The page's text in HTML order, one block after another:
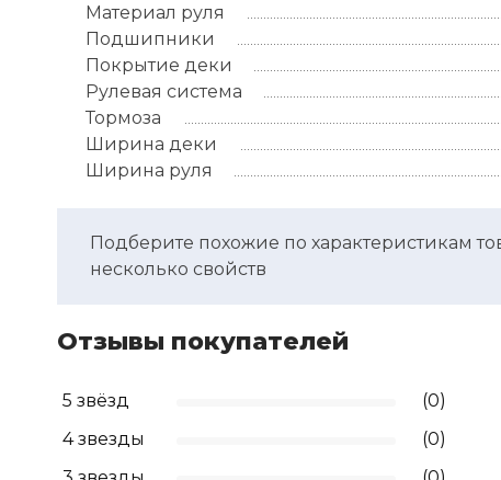
Материал руля
Подшипники
Покрытие деки
Рулевая система
Тормоза
Ширина деки
Ширина руля
Подберите похожие по характеристикам
несколько свойств
Отзывы покупателей
5 звёзд
(0)
4 звезды
(0)